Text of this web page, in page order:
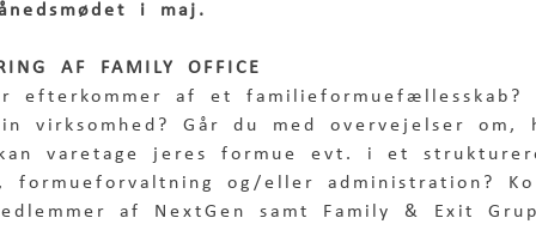
i maj.
AF FAMILY OFFICE
efterkommer af et
virksomhed? Går du med overvejelser
varetage jeres formue evt. i et
formueforvaltning og/eller administration?
af NextGen samt Family & Exit